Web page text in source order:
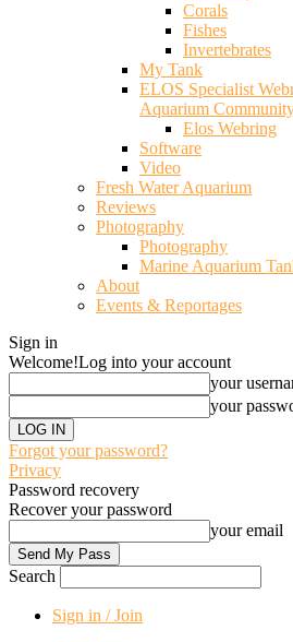
Corals
Fishes
Invertebrates
My Tank
ELOS Specialist
Aquarium
Elos Webring
Software
Video
Fresh Water Aquarium
Reviews
Photography
Photography
Marine Aquarium
About
Events & Reportages
Sign in
Welcome!Log into your account
your
your
Forgot your password?
Privacy
Password recovery
Recover your password
your email
Search
Sign in / Join